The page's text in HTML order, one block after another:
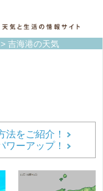
> 吉海港の天気
法をご紹介！
ワーアップ！